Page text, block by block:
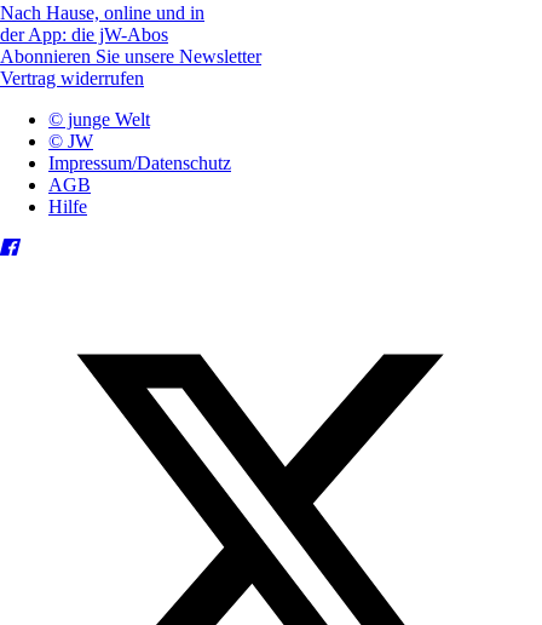
Nach Hause, online und in
der App: die jW-Abos
Abonnieren Sie unsere Newsletter
Vertrag widerrufen
© junge Welt
© JW
Impressum/Datenschutz
AGB
Hilfe